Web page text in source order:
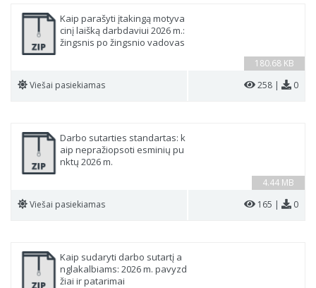
180.68 KB
Kaip parašyti įtakingą motyva
cinį laišką darbdaviui 2026 m.:
žingsnis po žingsnio vadovas
Viešai pasiekiamas 258 | 0
4.44 MB
Darbo sutarties standartas: k
aip nepražiopsoti esminių pu
nktų 2026 m.
Viešai pasiekiamas 165 | 0
Kaip sudaryti darbo sutartį a
nglakalbiams: 2026 m. pavyzd
žiai ir patarimai